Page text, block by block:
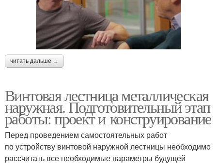
читать дальше →
Винтовая лестница металлическая
наружная. Подготовительный этап
работы: проект и конструирование
Перед проведением самостоятельных работ
по устройству винтовой наружной лестницы необходимо
рассчитать все необходимые параметры будущей